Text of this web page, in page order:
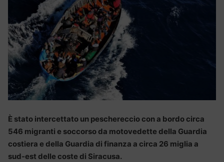
È stato intercettato un peschereccio con a bordo circa
546 migranti e soccorso da motovedette della Guardia
costiera e della Guardia di finanza a circa 26 miglia a
sud-est delle coste di Siracusa.